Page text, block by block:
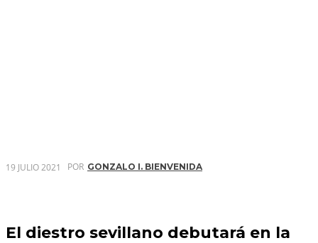
19 JULIO 2021 POR GONZALO I. BIENVENIDA
El diestro sevillano debutará en la